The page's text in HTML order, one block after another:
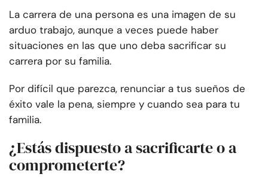
La carrera de una persona es una imagen de su
arduo trabajo, aunque a veces puede haber
situaciones en las que uno deba sacrificar su
carrera por su familia.
Por difícil que parezca, renunciar a tus sueños de
éxito vale la pena, siempre y cuando sea para tu
familia.
¿Estás dispuesto a sacrificarte o a
comprometerte?